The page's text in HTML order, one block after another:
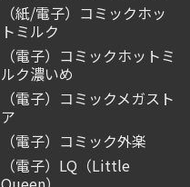
（紙/電子）コミックホッ
トミルク
（電子）コミックホットミ
ルク濃いめ
（電子）コミックメガスト
ア
（電子）コミック外楽
（電子）LQ（Little